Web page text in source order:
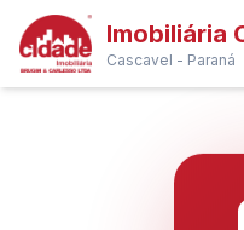
Imobiliária
Cascavel - Paraná